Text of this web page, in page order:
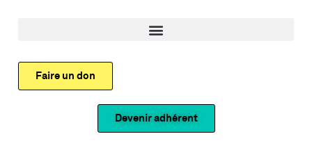
Faire un don
Devenir adhérent